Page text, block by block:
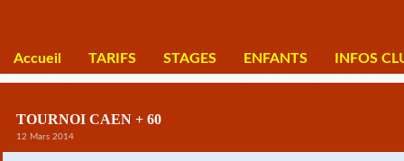
Accueil TARIFS STAGES ENFANTS INFOS
TOURNOI CAEN + 60
12 Mars 2014